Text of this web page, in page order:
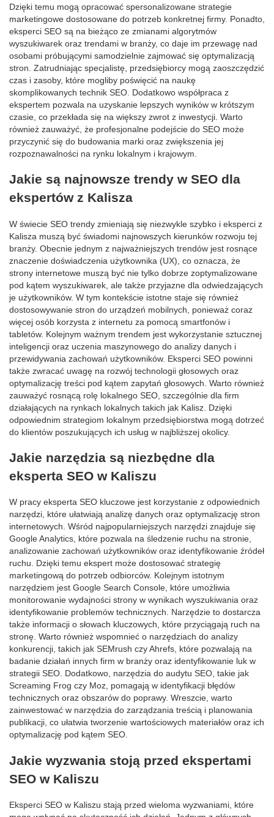
Dzięki temu mogą opracować spersonalizowane strategie
marketingowe dostosowane do potrzeb konkretnej firmy. Ponadto,
eksperci SEO są na bieżąco ze zmianami algorytmów
wyszukiwarek oraz trendami w branży, co daje im przewagę nad
osobami próbującymi samodzielnie zajmować się optymalizacją
stron. Zatrudniając specjalistę, przedsiębiorcy mogą zaoszczędzić
czas i zasoby, które mogliby poświęcić na naukę
skomplikowanych technik SEO. Dodatkowo współpraca z
ekspertem pozwala na uzyskanie lepszych wyników w krótszym
czasie, co przekłada się na większy zwrot z inwestycji. Warto
również zauważyć, że profesjonalne podejście do SEO może
przyczynić się do budowania marki oraz zwiększenia jej
rozpoznawalności na rynku lokalnym i krajowym.
Jakie są najnowsze trendy w SEO dla
ekspertów z Kalisza
W świecie SEO trendy zmieniają się niezwykle szybko i eksperci z
Kalisza muszą być świadomi najnowszych kierunków rozwoju tej
branży. Obecnie jednym z najważniejszych trendów jest rosnące
znaczenie doświadczenia użytkownika (UX), co oznacza, że
strony internetowe muszą być nie tylko dobrze zoptymalizowane
pod kątem wyszukiwarek, ale także przyjazne dla odwiedzających
je użytkowników. W tym kontekście istotne staje się również
dostosowywanie stron do urządzeń mobilnych, ponieważ coraz
więcej osób korzysta z internetu za pomocą smartfonów i
tabletów. Kolejnym ważnym trendem jest wykorzystanie sztucznej
inteligencji oraz uczenia maszynowego do analizy danych i
przewidywania zachowań użytkowników. Eksperci SEO powinni
także zwracać uwagę na rozwój technologii głosowych oraz
optymalizację treści pod kątem zapytań głosowych. Warto również
zauważyć rosnącą rolę lokalnego SEO, szczególnie dla firm
działających na rynkach lokalnych takich jak Kalisz. Dzięki
odpowiednim strategiom lokalnym przedsiębiorstwa mogą dotrzeć
do klientów poszukujących ich usług w najbliższej okolicy.
Jakie narzędzia są niezbędne dla
eksperta SEO w Kaliszu
W pracy eksperta SEO kluczowe jest korzystanie z odpowiednich
narzędzi, które ułatwiają analizę danych oraz optymalizację stron
internetowych. Wśród najpopularniejszych narzędzi znajduje się
Google Analytics, które pozwala na śledzenie ruchu na stronie,
analizowanie zachowań użytkowników oraz identyfikowanie źródeł
ruchu. Dzięki temu ekspert może dostosować strategię
marketingową do potrzeb odbiorców. Kolejnym istotnym
narzędziem jest Google Search Console, które umożliwia
monitorowanie wydajności strony w wynikach wyszukiwania oraz
identyfikowanie problemów technicznych. Narzędzie to dostarcza
także informacji o słowach kluczowych, które przyciągają ruch na
stronę. Warto również wspomnieć o narzędziach do analizy
konkurencji, takich jak SEMrush czy Ahrefs, które pozwalają na
badanie działań innych firm w branży oraz identyfikowanie luk w
strategii SEO. Dodatkowo, narzędzia do audytu SEO, takie jak
Screaming Frog czy Moz, pomagają w identyfikacji błędów
technicznych oraz obszarów do poprawy. Wreszcie, warto
zainwestować w narzędzia do zarządzania treścią i planowania
publikacji, co ułatwia tworzenie wartościowych materiałów oraz ich
optymalizację pod kątem SEO.
Jakie wyzwania stoją przed ekspertami
SEO w Kaliszu
Eksperci SEO w Kaliszu stają przed wieloma wyzwaniami, które